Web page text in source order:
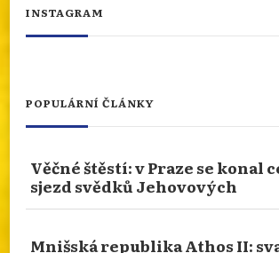
porazenych-a-jejich-d...
Od 10.ledna 2026 do 10.ledna 2027 je
Františka. Podívejme se
naší čtenářky do rodného města
INSTAGRAM
POPULÁRNÍ ČLÁNKY
Věčné štěstí: v Praze se konal
sjezd svědků Jehovových
Mnišská republika Athos II: